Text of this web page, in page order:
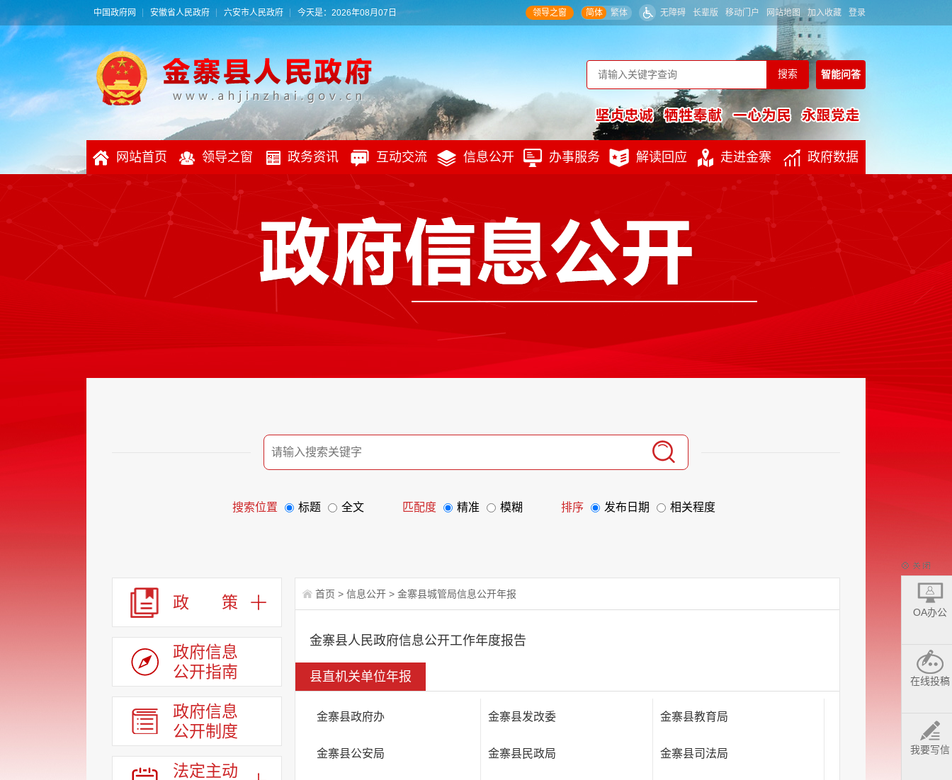
中国政府网 安徽省人民政府 六安市人民政府 今天是：2026年08月07日 领导之窗 简体 繁体 无障碍 长辈版 移动门户 网站地图 加入收藏 登录
智能问答
网站首页 领导之窗 政务资讯 互动交流 信息公开 办事服务 解读回应 走进金寨 政府数据
搜索位置 标题 全文 匹配度 精准 模糊 排序 发布日期 相关程度
政 策
政府信息
公开指南
政府信息
公开制度
法定主动
首页 > 信息公开 > 金寨县城管局信息公开年报
金寨县人民政府信息公开工作年度报告
县直机关单位年报
金寨县政府办 金寨县发改委 金寨县教育局
金寨县公安局 金寨县民政局 金寨县司法局
OA办公
在线投稿
我要写信